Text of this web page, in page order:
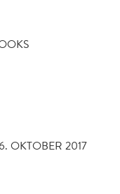
OKTOBER 2017